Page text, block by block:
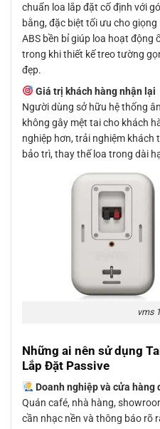
chuẩn loa lắp đặt cố định với
bằng, đặc biệt tối ưu cho
ABS bền bỉ giúp loa hoạt động
trong khi thiết kế treo tường
đẹp.
Giá trị khách hàng nhận lại
Người dùng sở hữu hệ thống
không gây mệt tai cho khách
nghiệp hơn, trải nghiệm khách
bảo trì, thay thế loa trong dài
vms
Những ai nên sử dụng
Lắp Đặt Passive
Doanh nghiệp và cửa hàng
Quán café, nhà hàng,
cần nhạc nền và thông báo rõ